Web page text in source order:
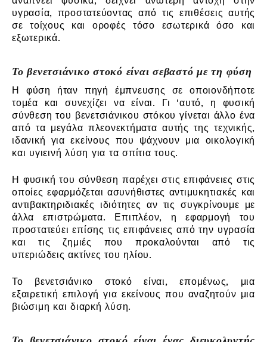
υγρασία, προστατεύοντας από τις επιθέσεις αυτής
σε τοίχους και οροφές τόσο εσωτερικά όσο και
εξωτερικά.
Το βενετσιάνικο στοκό είναι σεβαστό με τη φύση
Η φύση ήταν πηγή έμπνευσης σε οποιονδήποτε
τομέα και συνεχίζει να είναι. Γι 'αυτό, η φυσική
σύνθεση του βενετσιάνικου στόκου γίνεται άλλο ένα
από τα μεγάλα πλεονεκτήματα αυτής της τεχνικής,
ιδανική για εκείνους που ψάχνουν μια οικολογική
και υγιεινή λύση για τα σπίτια τους.
Η φυσική του σύνθεση παρέχει στις επιφάνειες στις
οποίες εφαρμόζεται ασυνήθιστες αντιμυκητιακές και
αντιβακτηριδιακές ιδιότητες αν τις συγκρίνουμε με
άλλα επιστρώματα. Επιπλέον, η εφαρμογή του
προστατεύει επίσης τις επιφάνειες από την υγρασία
και τις ζημιές που προκαλούνται από τις
υπεριώδεις ακτίνες του ηλίου.
Το βενετσιάνικο στοκό είναι, επομένως, μια
εξαιρετική επιλογή για εκείνους που αναζητούν μια
βιώσιμη και διαρκή λύση.